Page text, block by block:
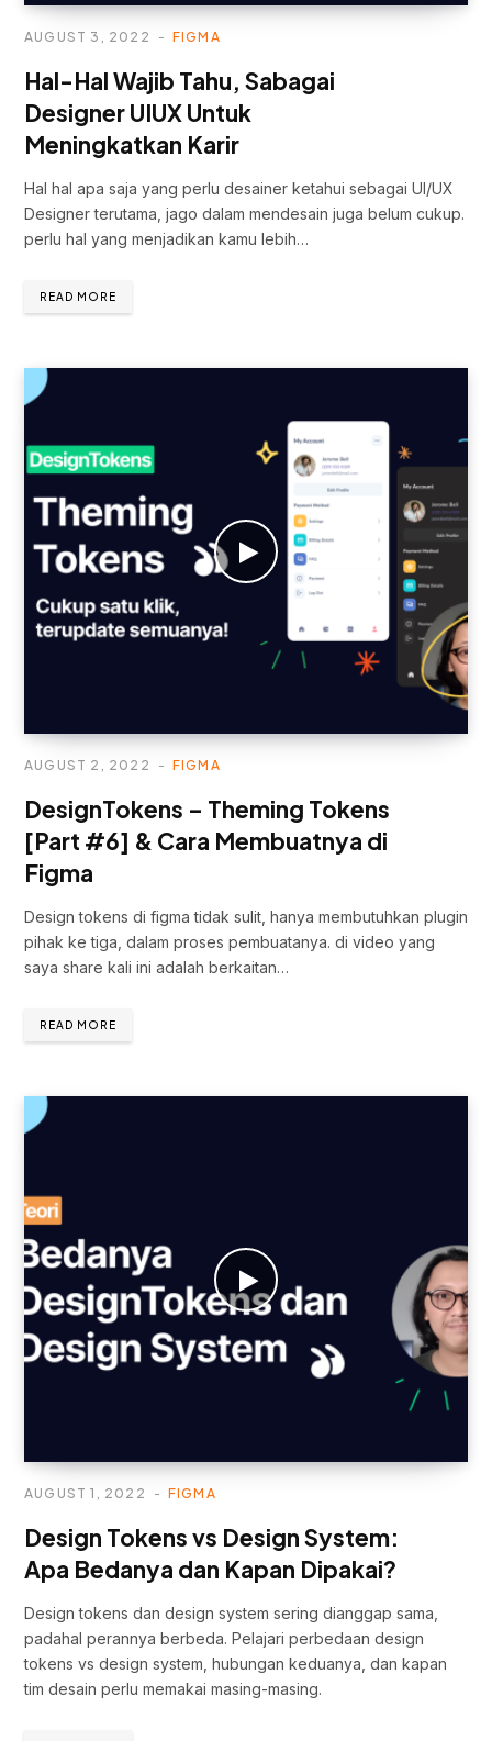
FIGMA
AUGUST 3, 2022
Hal-Hal Wajib Tahu, Sabagai
Designer UIUX Untuk
Meningkatkan Karir
Hal hal apa saja yang perlu desainer ketahui sebagai UI/UX
Designer terutama, jago dalam mendesain juga belum cukup.
perlu hal yang menjadikan kamu lebih…
READ MORE
FIGMA
AUGUST 2, 2022
DesignTokens – Theming Tokens
[Part #6] & Cara Membuatnya di
Figma
Design tokens di figma tidak sulit, hanya membutuhkan plugin
pihak ke tiga, dalam proses pembuatanya. di video yang
saya share kali ini adalah berkaitan…
READ MORE
FIGMA
AUGUST 1, 2022
Design Tokens vs Design System:
Apa Bedanya dan Kapan Dipakai?
Design tokens dan design system sering dianggap sama,
padahal perannya berbeda. Pelajari perbedaan design
tokens vs design system, hubungan keduanya, dan kapan
tim desain perlu memakai masing-masing.